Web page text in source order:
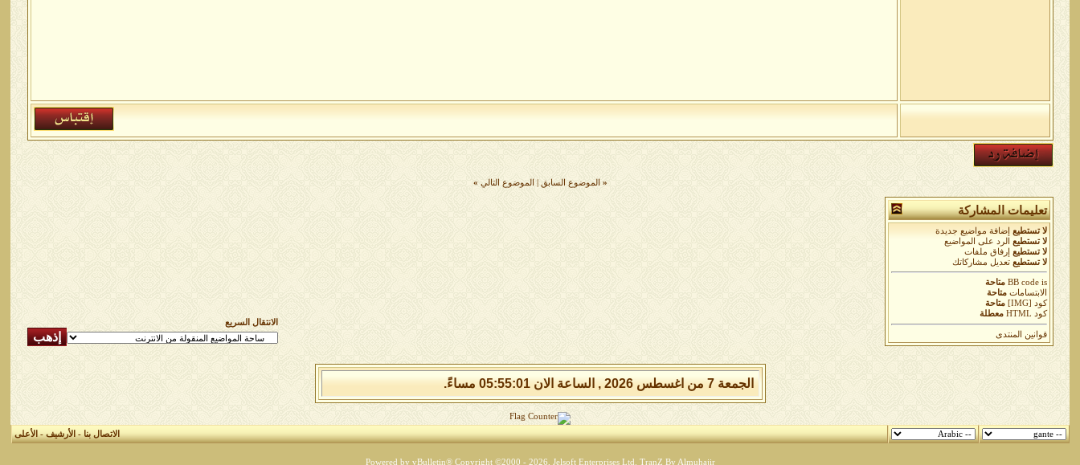
« الموضوع السابق الموضوع التالي »
تعليمات المشاركة
لا تستطيع
إضافة مواضيع جديدة
لا تستطيع
الرد على المواضيع
لا تستطيع
إرفاق ملفات
لا تستطيع تعديل مشاركاتك
BB codeis
متاحة
الابتسامات متاحة
كود [IMG]
متاحة
كود HTML
معطلة
قوانين المنتدى
الانتقال السريع
الجمعة 7 من اغسطس 2026 , الساعة الان 05:55:01 مساءً.
الاتصال بنا-الأرشيف-الأعلى
Powered by vBulletin® Copyright ©2000 - 2026, Jelsoft Enterprises Ltd. TranZ By Almuhajir